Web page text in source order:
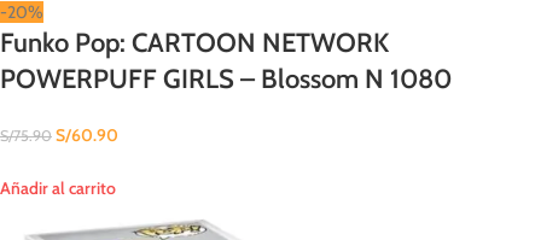
-20%
Funko Pop: CARTOON NETWORK
POWERPUFF GIRLS – Blossom N 1080
S/75.90 S/60.90
Añadir al carrito